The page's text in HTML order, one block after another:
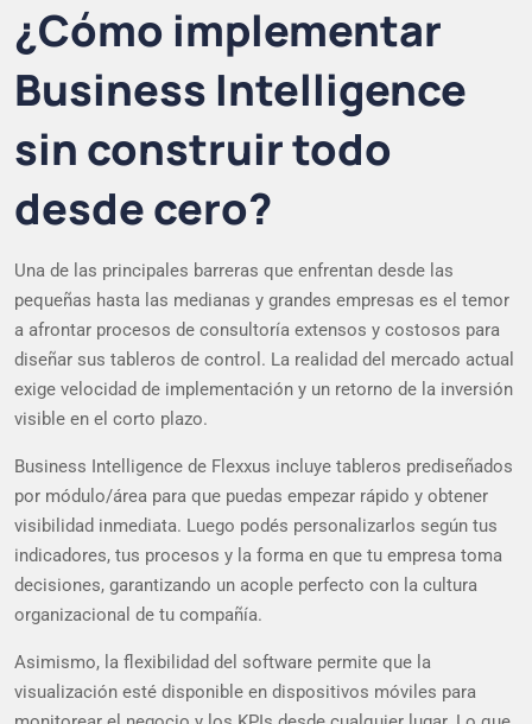
¿Cómo implementar
Business Intelligence
sin construir todo
desde cero?
Una de las principales barreras que enfrentan desde las
pequeñas hasta las medianas y grandes empresas es el temor
a afrontar procesos de consultoría extensos y costosos para
diseñar sus tableros de control. La realidad del mercado actual
exige velocidad de implementación y un retorno de la inversión
visible en el corto plazo.
Business Intelligence de Flexxus incluye tableros prediseñados
por módulo/área para que puedas empezar rápido y obtener
visibilidad inmediata. Luego podés personalizarlos según tus
indicadores, tus procesos y la forma en que tu empresa toma
decisiones, garantizando un acople perfecto con la cultura
organizacional de tu compañía.
Asimismo, la flexibilidad del software permite que la
visualización esté disponible en dispositivos móviles para